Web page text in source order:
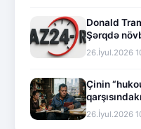
Donald
Şərqdə
26.İyul.2026
Çinin
26.İyul.2026